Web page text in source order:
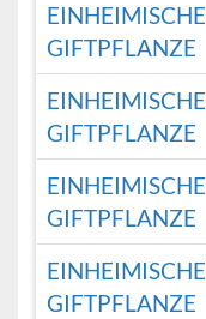
EINHEIMISCHE
GIFTPFLANZE
EINHEIMISCHE
GIFTPFLANZE
EINHEIMISCHE
GIFTPFLANZE
EINHEIMISCHE
GIFTPFLANZE